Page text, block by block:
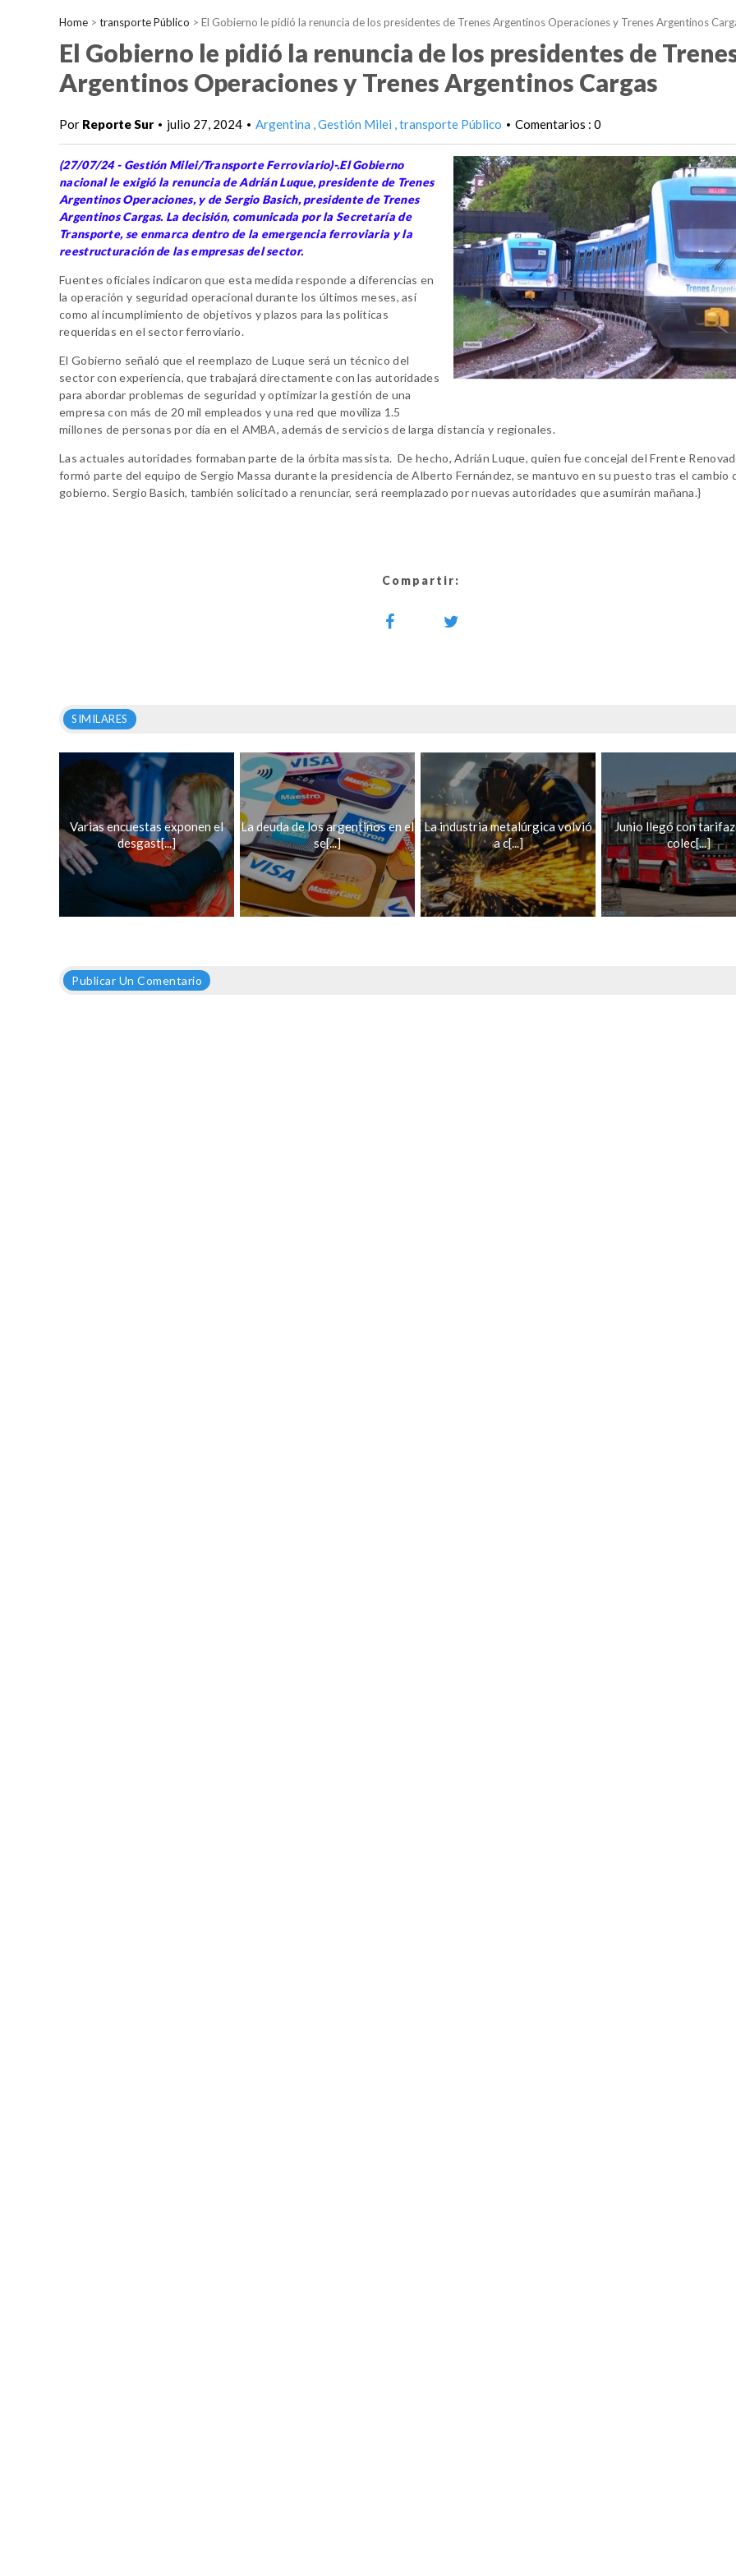
Home > transporte Público > El Gobierno le pidió la renuncia de los presidentes de Trenes Argentinos Operaciones y Trenes Argentinos
El Gobierno le pidió la renuncia de los presidentes de
Argentinos Operaciones y Trenes Argentinos Cargas
Por Reporte Sur • julio 27, 2024 • Argentina Gestión Milei transporte Público • Comentarios : 0
(27/07/24 - Gestión Milei/Transporte Ferroviario)-.El Gobierno
nacional le exigió la renuncia de Adrián Luque, presidente de Trenes
Argentinos Operaciones, y de Sergio Basich, presidente de Trenes
Argentinos Cargas. La decisión, comunicada por la Secretaría de
Transporte, se enmarca dentro de la emergencia ferroviaria y la
reestructuración de las empresas del sector.
Fuentes oficiales indicaron que esta medida responde a diferencias en
la operación y seguridad operacional durante los últimos meses, así
como al incumplimiento de objetivos y plazos para las políticas
requeridas en el sector ferroviario.
El Gobierno señaló que el reemplazo de Luque será un técnico del
sector con experiencia, que trabajará directamente con las autoridades
para abordar problemas de seguridad y optimizar la gestión de una
empresa con más de 20 mil empleados y una red que moviliza 1.5
millones de personas por día en el AMBA, además de servicios de larga distancia y regionales.
Las actuales autoridades formaban parte de la órbita massista. De hecho, Adrián Luque, quien fue concejal del Frente
formó parte del equipo de Sergio Massa durante la presidencia de Alberto Fernández, se mantuvo en su puesto tras el cambio
gobierno. Sergio Basich, también solicitado a renunciar, será reemplazado por nuevas autoridades que asumirán mañana.}
Compartir:
SIMILARES
Varias encuestas exponen el
desgast[...]
La deuda de los argentinos en el
se[...]
La industria metalúrgica volvió
a c[...]
Junio llegó con
colec[...]
Publicar Un Comentario